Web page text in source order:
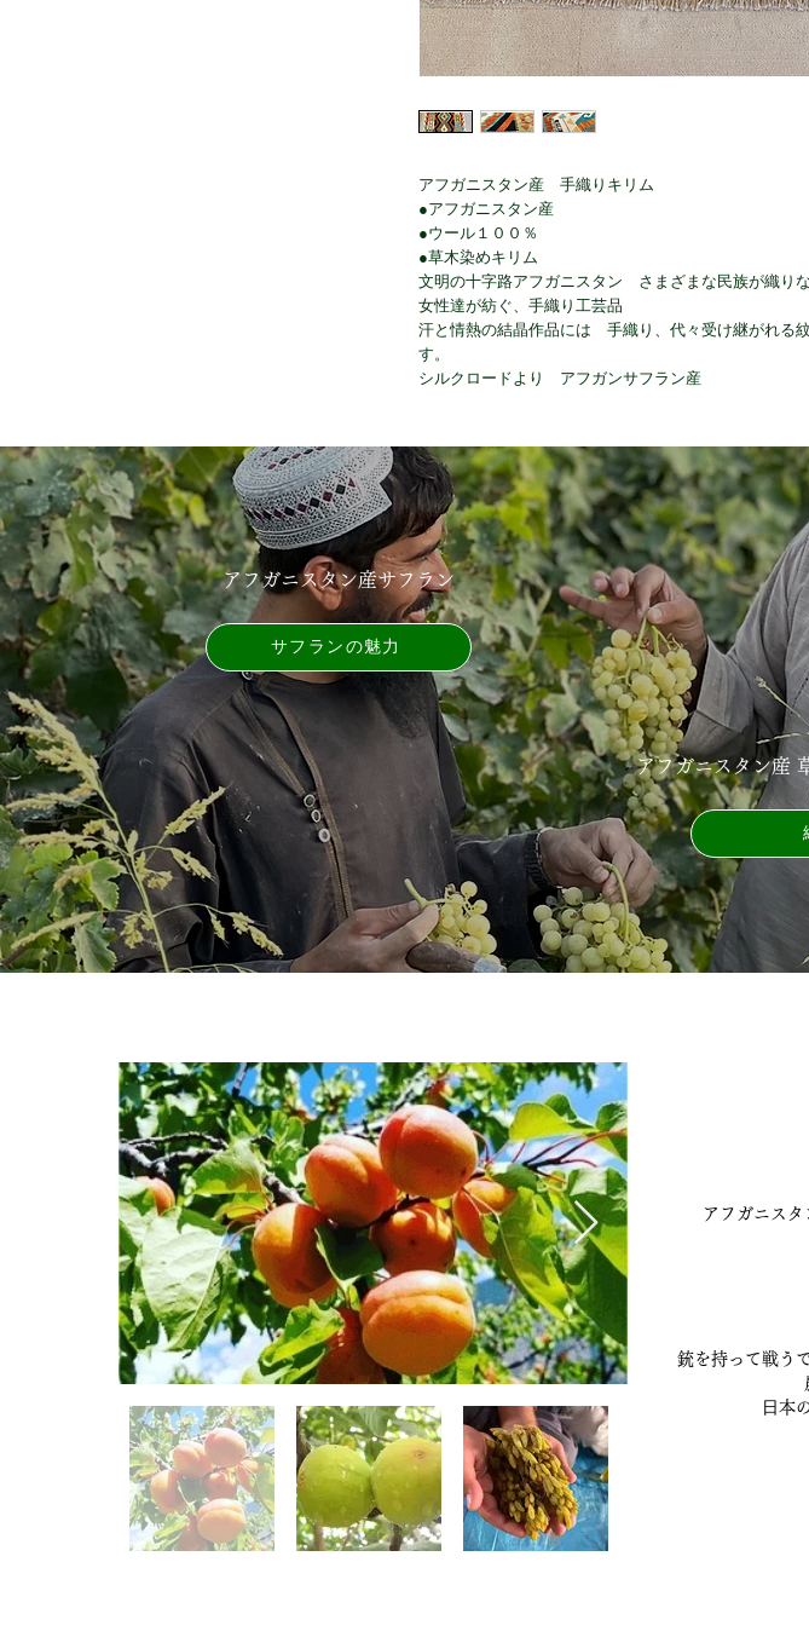
アフガニスタン産 手織りキリム
●アフガニスタン産
●ウール１００％
●草木染めキリム
文明の十字路アフガニスタン さまざまな民族が織り
女性達が紡ぐ、手織り工芸品
汗と情熱の結晶作品には 手織り、代々受け継がれる
す。
シルクロードより アフガンサフラン産
アフガニスタン産サフラン
サフランの魅力
アフガニスタン産
アフガニス
銃を持って戦う
⽇本